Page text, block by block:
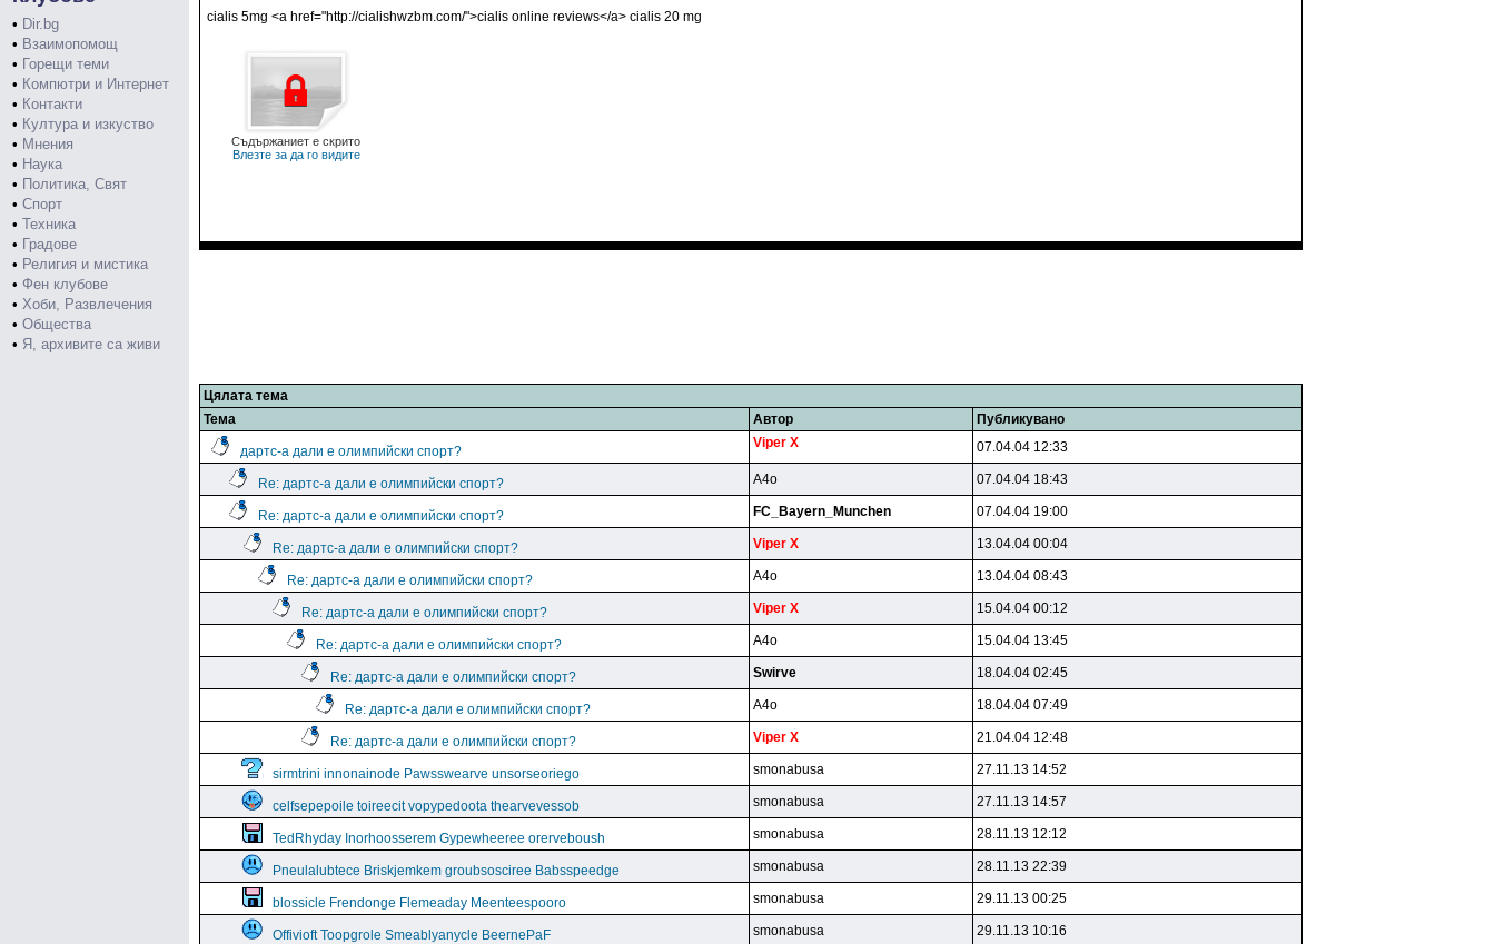
• Dir.bg
• Взаимопомощ
• Горещи теми
• Компютри и Интернет
• Контакти
• Култура и изкуство
• Мнения
• Наука
• Политика, Свят
• Спорт
• Техника
• Градове
• Религия и мистика
• Фен клубове
• Хоби, Развлечения
• Общества
• Я, архивите са живи
cialis 5mg <a href="http://cialishwzbm.com/">cialis online reviews</a> cialis 20 mg
Съдържаниет е скрито
Влезте за да го видите
Цялата тема
Тема
Автор Публикувано
дартс-а дали е олимпийски спорт?
Viper X 07.04.04 12:33
Re: дартс-а дали е олимпийски спорт? A4o 07.04.04 18:43
Re: дартс-а дали е олимпийски спорт? FC_Bayern_Munchen 07.04.04 19:00
Re: дартс-а дали е олимпийски спорт? Viper X 13.04.04 00:04
Re: дартс-а дали е олимпийски спорт? A4o 13.04.04 08:43
Re: дартс-а дали е олимпийски спорт? Viper X 15.04.04 00:12
Re: дартс-а дали е олимпийски спорт? A4o 15.04.04 13:45
Re: дартс-а дали е олимпийски спорт? Swirve 18.04.04 02:45
Re: дартс-а дали е олимпийски спорт? A4o 18.04.04 07:49
Re: дартс-а дали е олимпийски спорт? Viper X 21.04.04 12:48
sirmtrini innonainode Pawsswearve unsorseoriego smonabusa 27.11.13 14:52
celfsepepoile toireecit vopypedoota thearvevessob smonabusa 27.11.13 14:57
TedRhyday Inorhoosserem Gypewheeree orerveboush smonabusa 28.11.13 12:12
Pneulalubtece Briskjemkem groubsosciree Babsspeedge smonabusa 28.11.13 22:39
blossicle Frendonge Flemeaday Meenteespooro smonabusa 29.11.13 00:25
Offivioft Toopgrole Smeablyanycle BeernePaF smonabusa 29.11.13 10:16